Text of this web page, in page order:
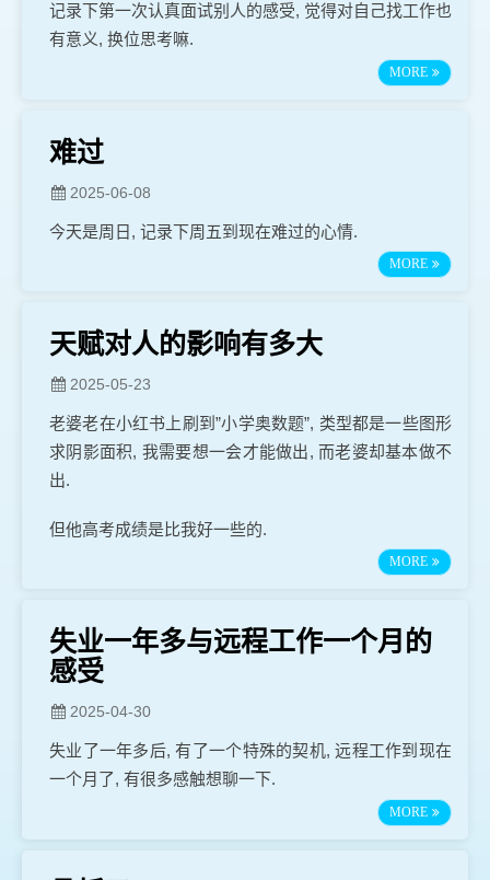
记录下第一次认真面试别人的感受, 觉得对自己找工作也
有意义, 换位思考嘛.
MORE
难过
2025-06-08
今天是周日, 记录下周五到现在难过的心情.
MORE
天赋对人的影响有多大
2025-05-23
老婆老在小红书上刷到”小学奥数题”, 类型都是一些图形
求阴影面积, 我需要想一会才能做出, 而老婆却基本做不
出.
但他高考成绩是比我好一些的.
MORE
失业一年多与远程工作一个月的
感受
2025-04-30
失业了一年多后, 有了一个特殊的契机, 远程工作到现在
一个月了, 有很多感触想聊一下.
MORE